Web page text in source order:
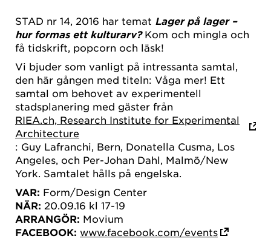
STAD nr 14, 2016 har temat Lager på lager –
hur formas ett kulturarv?Kom och mingla och
få tidskrift, popcorn och läsk!
Vi bjuder som vanligt på intressanta samtal,
den här gången med titeln: Våga mer! Ett
samtal om behovet av experimentell
stadsplanering med gäster från
RIEA.ch, Research Institute for Experimental
Architecture
: Guy Lafranchi, Bern, Donatella Cusma, Los
Angeles, och Per-Johan Dahl, Malmö/New
York. Samtalet hålls på engelska.
VAR: Form/Design Center
NÄR: 20.09.16 kl 17-19
ARRANGÖR: Movium
FACEBOOK: www.facebook.com/events